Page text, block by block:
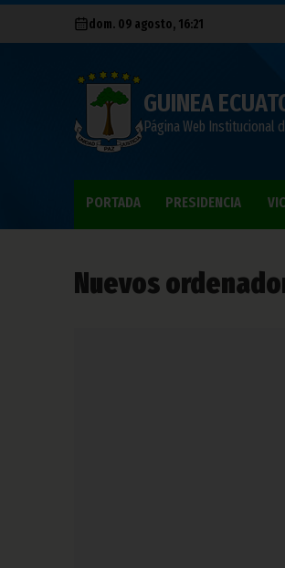
dom. 09 agosto, 16:21
GUINEA
Página Web Institucional
PORTADA PRESIDENCIA
Nuevos